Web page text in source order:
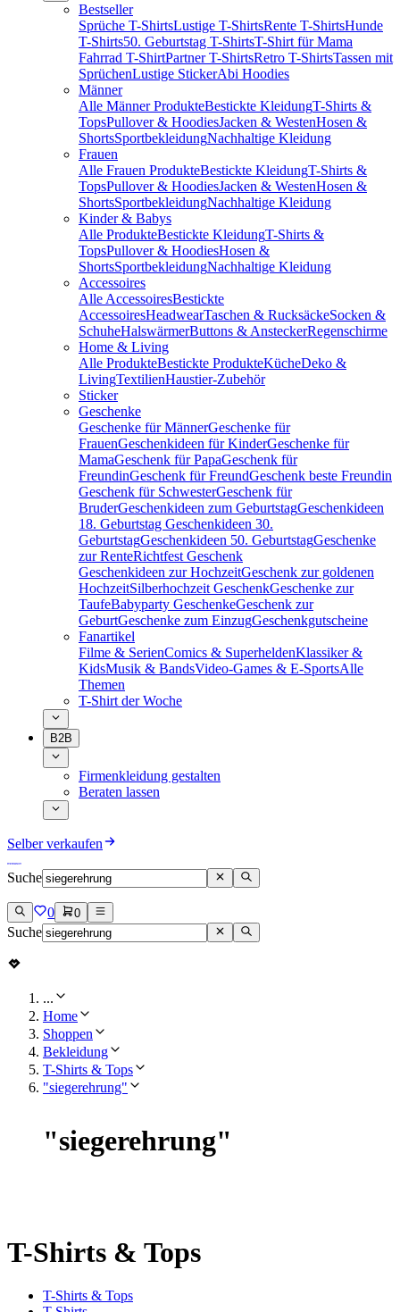
Bestseller
Sprüche T-ShirtsLustige T-ShirtsRente T-ShirtsHunde
T-Shirts50. Geburtstag T-ShirtsT-Shirt für Mama
Fahrrad T-ShirtPartner T-ShirtsRetro T-ShirtsTassen mit
SprüchenLustige StickerAbi Hoodies
Männer
Alle Männer ProdukteBestickte KleidungT-Shirts &
TopsPullover & HoodiesJacken & WestenHosen &
ShortsSportbekleidungNachhaltige Kleidung
Frauen
Alle Frauen ProdukteBestickte KleidungT-Shirts &
TopsPullover & HoodiesJacken & WestenHosen &
ShortsSportbekleidungNachhaltige Kleidung
Kinder & Babys
Alle ProdukteBestickte KleidungT-Shirts &
TopsPullover & HoodiesHosen &
ShortsSportbekleidungNachhaltige Kleidung
Accessoires
Alle AccessoiresBestickte
AccessoiresHeadwearTaschen & RucksäckeSocken &
SchuheHalswärmerButtons & AnsteckerRegenschirme
Home & Living
Alle ProdukteBestickte ProdukteKücheDeko &
LivingTextilienHaustier-Zubehör
Sticker
Geschenke
Geschenke für MännerGeschenke für
FrauenGeschenkideen für KinderGeschenke für
MamaGeschenk für PapaGeschenk für
FreundinGeschenk für FreundGeschenk beste Freundin
Geschenk für SchwesterGeschenk für
BruderGeschenkideen zum GeburtstagGeschenkideen
18. Geburtstag Geschenkideen 30.
GeburtstagGeschenkideen 50. GeburtstagGeschenke
zur RenteRichtfest Geschenk
Geschenkideen zur HochzeitGeschenk zur goldenen
HochzeitSilberhochzeit GeschenkGeschenke zur
TaufeBabyparty GeschenkeGeschenk zur
GeburtGeschenke zum EinzugGeschenkgutscheine
Fanartikel
Filme & SerienComics & SuperheldenKlassiker &
KidsMusik & BandsVideo-Games & E-SportsAlle
Themen
T-Shirt der Woche
B2B
Firmenkleidung gestalten
Beraten lassen
Selber verkaufen
Suche
0 0
Suche
...
Home
Shoppen
Bekleidung
T-Shirts & Tops
"siegerehrung"
"siegerehrung"
T-Shirts & Tops
T-Shirts & Tops